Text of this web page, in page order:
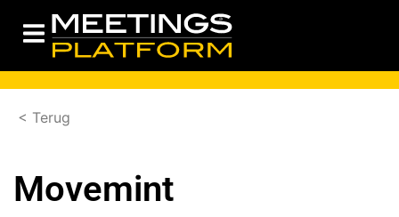
< Terug
Movemint